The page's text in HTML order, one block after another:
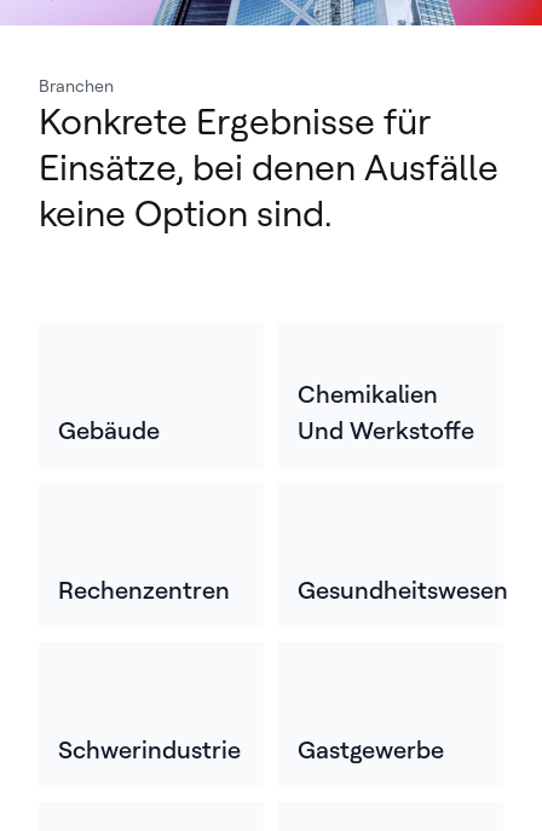
Branchen
Konkrete Ergebnisse für
Einsätze, bei denen Ausfälle
keine Option sind.
Gebäude
Chemikalien
Und Werkstoffe
Rechenzentren Gesundheitswesen
Schwerindustrie Gastgewerbe